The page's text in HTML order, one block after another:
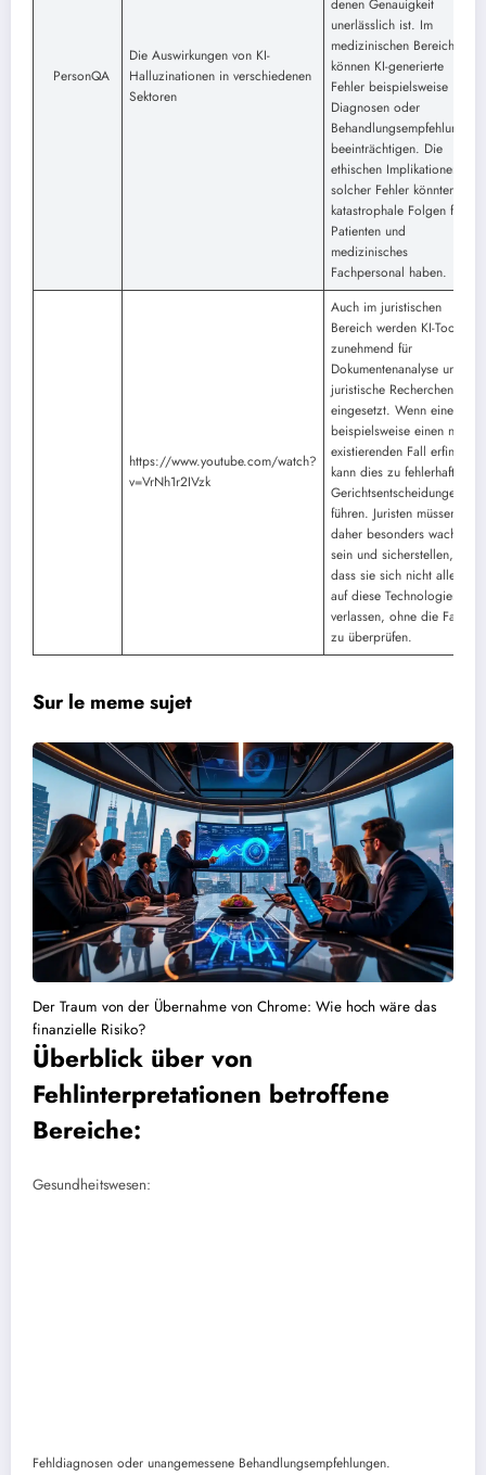
PersonQA
Die Auswirkungen von KI-
Halluzinationen in verschiedenen
Sektoren
denen Genauigkeit
unerlässlich ist. Im
medizinischen Bereich
können KI-generierte
Fehler beispielsweise
Diagnosen oder
Behandlungsempfehlungen
beeinträchtigen. Die
ethischen Implikationen
solcher Fehler könnten
katastrophale Folgen für
Patienten und
medizinisches
Fachpersonal haben.
https://www.youtube.com/watch?
v=VrNh1r2IVzk
Auch im juristischen
Bereich werden KI-Tools
zunehmend für
Dokumentenanalyse und
juristische Recherchen
eingesetzt. Wenn eine KI
beispielsweise einen nicht
existierenden Fall erfindet,
kann dies zu fehlerhaften
Gerichtsentscheidungen
führen. Juristen müssen
daher besonders wachsam
sein und sicherstellen,
dass sie sich nicht allein
auf diese Technologien
verlassen, ohne die Fakten
zu überprüfen.
Sur le meme sujet
Der Traum von der Übernahme von Chrome: Wie hoch wäre das
finanzielle Risiko?
Überblick über von
Fehlinterpretationen betroffene
Bereiche:
Gesundheitswesen:
Fehldiagnosen oder unangemessene Behandlungsempfehlungen.